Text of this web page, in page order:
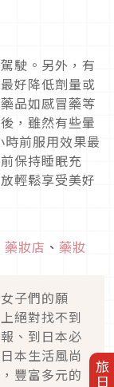
駛。另外，有
好降低劑量或
品如感冒藥等
，雖然有些暈
時前服用效果最
保持睡眠充
輕鬆享受美好
藥妝店 、 藥妝
子們的願
絕對找不到
、到日本必
本生活風尚
豐富多元的